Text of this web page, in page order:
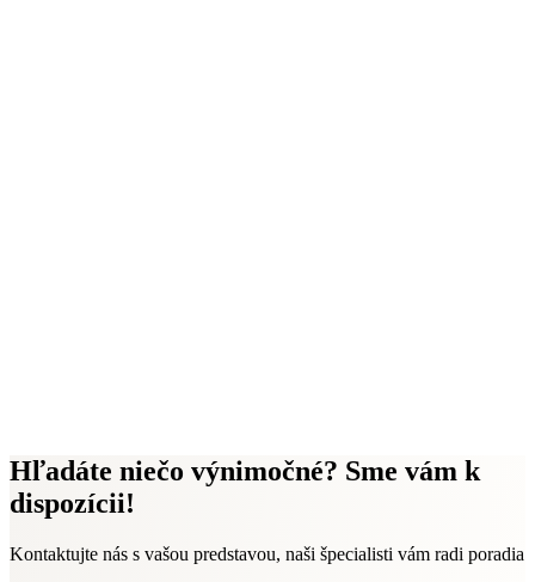
Hľadáte niečo výnimočné? Sme vám k
dispozícii!
Kontaktujte nás s vašou predstavou, naši špecialisti vám radi poradia